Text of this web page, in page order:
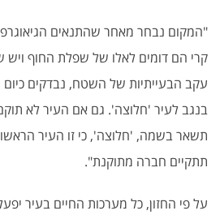
"המקום נבחר מאחר שהתנאים
קרי הם דומים לאלו של שפלת החוף
עקב הבעייתיות של השטח, נבדקים כיום
בנגב לעיר 'חלוצה'. גם אם העיר לא
תשאר בשמה, 'חלוצה', כי זו העיר
תתקיים חברה מתוקנת".
על פי החזון, כל מערכות החיים בעיר